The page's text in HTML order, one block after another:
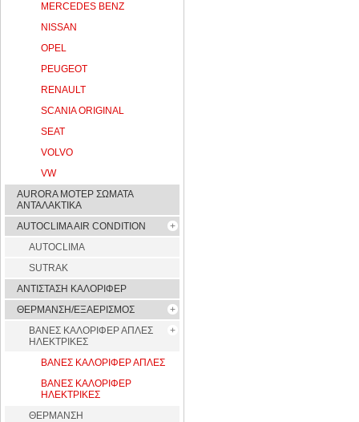
MERCEDES BENZ
NISSAN
OPEL
PEUGEOT
RENAULT
SCANIA ORIGINAL
SEAT
VOLVO
VW
AURORA ΜΟΤΕΡ ΣΩΜΑΤΑ
ΑΝΤΑΛΑΚΤΙΚΑ
AUTOCLIMA AIR CONDITION
AUTOCLIMA
SUTRAK
ΑΝΤΙΣΤΑΣΗ ΚΑΛΟΡΙΦΕΡ
ΘΕΡΜΑΝΣΗ/ΕΞΑΕΡΙΣΜΟΣ
ΒΑΝΕΣ ΚΑΛΟΡΙΦΕΡ ΑΠΛΕΣ
ΗΛΕΚΤΡΙΚΕΣ
ΒΑΝΕΣ ΚΑΛΟΡΙΦΕΡ ΑΠΛΕΣ
ΒΑΝΕΣ ΚΑΛΟΡΙΦΕΡ
ΗΛΕΚΤΡΙΚΕΣ
ΘΕΡΜΑΝΣΗ